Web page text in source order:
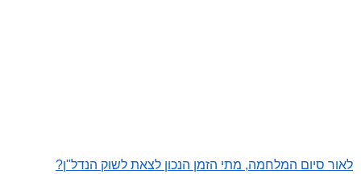
לאור סיום המלחמה, מתי הזמן הנכון לצאת לשוק הנדל"ן?